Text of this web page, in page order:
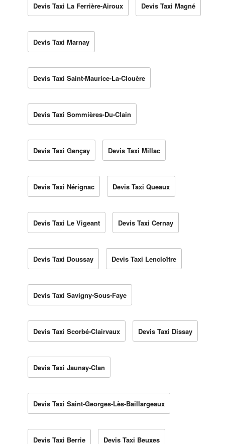
Devis Taxi La Ferrière-Airoux Devis Taxi Magné
Devis Taxi Marnay
Devis Taxi Saint-Maurice-La-Clouère
Devis Taxi Sommières-Du-Clain
Devis Taxi Gençay Devis Taxi Millac
Devis Taxi Nérignac Devis Taxi Queaux
Devis Taxi Le Vigeant Devis Taxi Cernay
Devis Taxi Doussay Devis Taxi Lencloître
Devis Taxi Savigny-Sous-Faye
Devis Taxi Scorbé-Clairvaux Devis Taxi Dissay
Devis Taxi Jaunay-Clan
Devis Taxi Saint-Georges-Lès-Baillargeaux
Devis Taxi Berrie Devis Taxi Beuxes